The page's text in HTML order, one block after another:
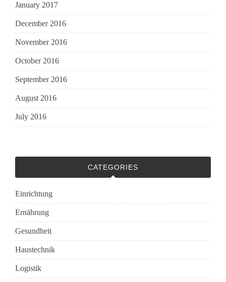
January 2017
December 2016
November 2016
October 2016
September 2016
August 2016
July 2016
CATEGORIES
Einrichtung
Ernährung
Gesundheit
Haustechnik
Logistik